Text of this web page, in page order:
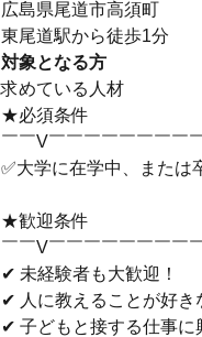
広島県尾道市高須町
東尾道駅から徒歩1分
対象となる方
求めている人材
★必須条件
￣￣V￣￣￣￣￣￣￣￣
✅大学に在学中、または
★歓迎条件
￣￣V￣￣￣￣￣￣￣￣
✔ 未経験者も大歓迎！
✔ 人に教えることが好き
✔ 子どもと接する仕事に